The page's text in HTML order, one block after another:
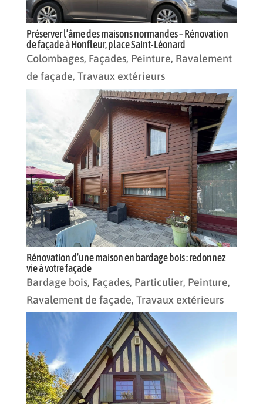
Préserver l’âme des maisons normandes – Rénovation
de façade à Honfleur, place Saint-Léonard
Colombages, Façades, Peinture, Ravalement
de façade, Travaux extérieurs
Rénovation d’une maison en bardage bois : redonnez
vie à votre façade
Bardage bois, Façades, Particulier, Peinture,
Ravalement de façade, Travaux extérieurs